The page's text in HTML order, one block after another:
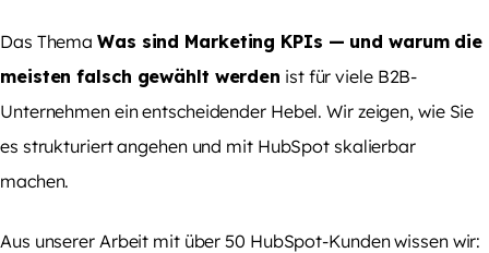
Das Thema Was sind Marketing KPIs — und warum die
meisten falsch gewählt werden ist für viele B2B-
Unternehmen ein entscheidender Hebel. Wir zeigen, wie Sie
es strukturiert angehen und mit HubSpot skalierbar
machen.
Aus unserer Arbeit mit über 50 HubSpot-Kunden wissen wir: